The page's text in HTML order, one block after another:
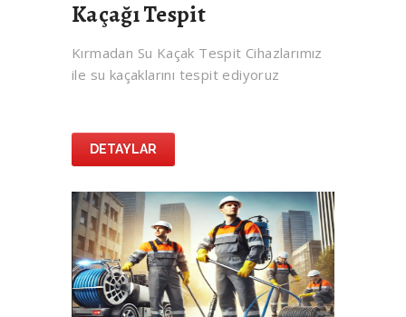
Kaçağı Tespit
Kırmadan Su Kaçak Tespit Cihazlarımız
ile su kaçaklarını tespit ediyoruz
DETAYLAR